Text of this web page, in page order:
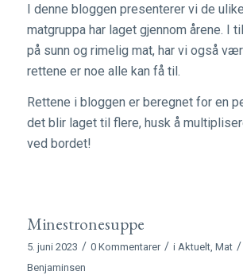
I denne bloggen presenterer vi de
matgruppa har laget gjennom årene. I
på sunn og rimelig mat, har vi også
rettene er noe alle kan få til.
Rettene i bloggen er beregnet for en
det blir laget til flere, husk å
ved bordet!
Minestronesuppe
5. juni 2023 / 0 Kommentarer / i Aktuelt, Mat /
Benjaminsen